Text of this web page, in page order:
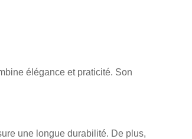
élégance et praticité. Son
une longue durabilité. De plus,